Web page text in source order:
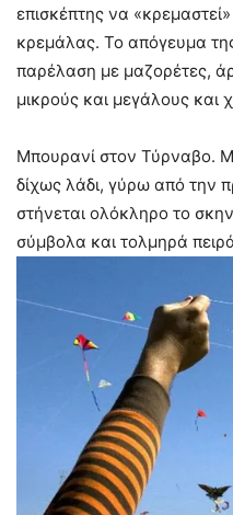
επισκέπτης να
κρεμάλας. Το απόγευμα
παρέλαση με μαζορέτες,
μικρούς και μεγάλους και
Μπουρανί στον Τύρναβο.
δίχως λάδι, γύρω από την
στήνεται ολόκληρο το
σύμβολα και τολμηρά